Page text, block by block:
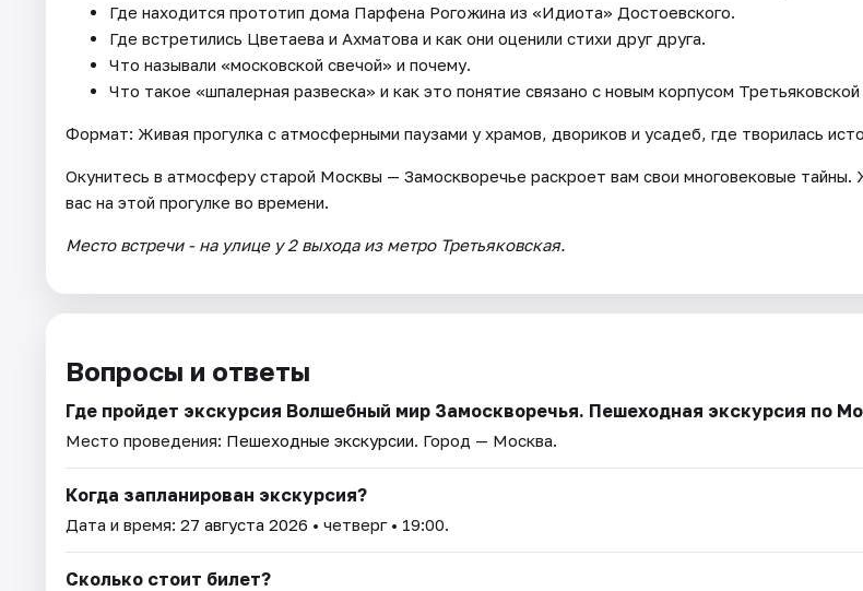
Где находится прототип дома Парфена Рогожина из «Идиота» Достоевского.
Где встретились Цветаева и Ахматова и как они оценили стихи друг друга.
Что называли «московской свечой» и почему.
Что такое «шпалерная развеска» и как это понятие связано с новым корпусом Третьяковской
Формат: Живая прогулка с атмосферными паузами у храмов, двориков и усадеб, где творилась
Окунитесь в атмосферу старой Москвы — Замоскворечье раскроет вам свои многовековые
вас на этой прогулке во времени.
Место встречи - на улице у 2 выхода из метро Третьяковская.
Вопросы и ответы
Где пройдет экскурсия Волшебный мир Замоскворечья. Пешеходная экскурсия по
Место проведения: Пешеходные экскурсии. Город — Москва.
Когда запланирован экскурсия?
Дата и время: 27 августа 2026 • четверг • 19:00.
Сколько стоит билет?